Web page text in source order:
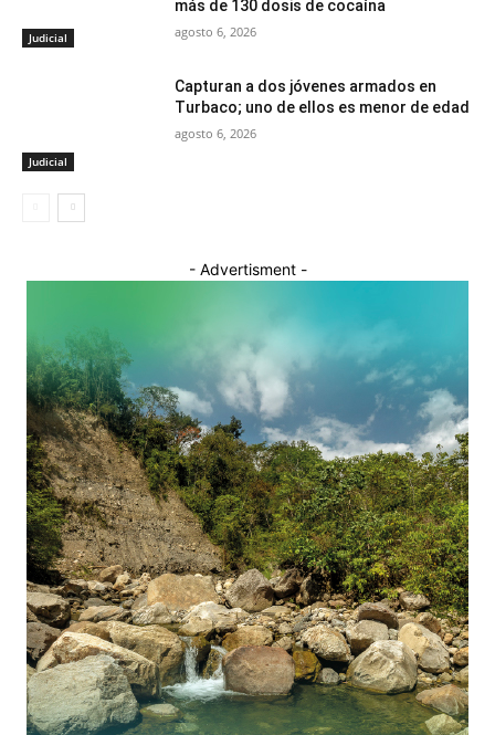
Judicial
más de 130 dosis de cocaína
agosto 6, 2026
Judicial
Capturan a dos jóvenes armados en
Turbaco; uno de ellos es menor de edad
agosto 6, 2026
- Advertisment -